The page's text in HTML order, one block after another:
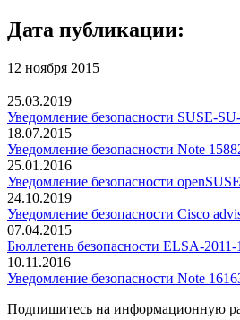
Дата публикации:
12 ноября 2015
25.03.2019
Уведомление безопасности SUSE-
18.07.2015
Уведомление безопасности Note
25.01.2016
Уведомление безопасности
24.10.2019
Уведомление безопасности Cisco
07.04.2015
Бюллетень безопасности ELSA-2011-
10.11.2016
Уведомление безопасности Note
Подпишитесь на информационную